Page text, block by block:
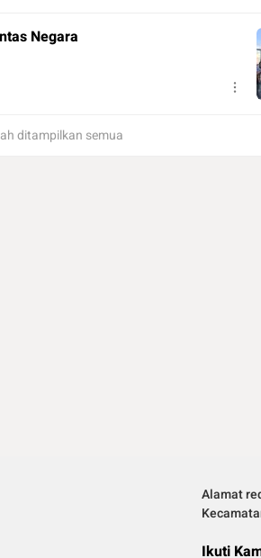
Negara
ditampilkan semua
Alamat
Ikuti